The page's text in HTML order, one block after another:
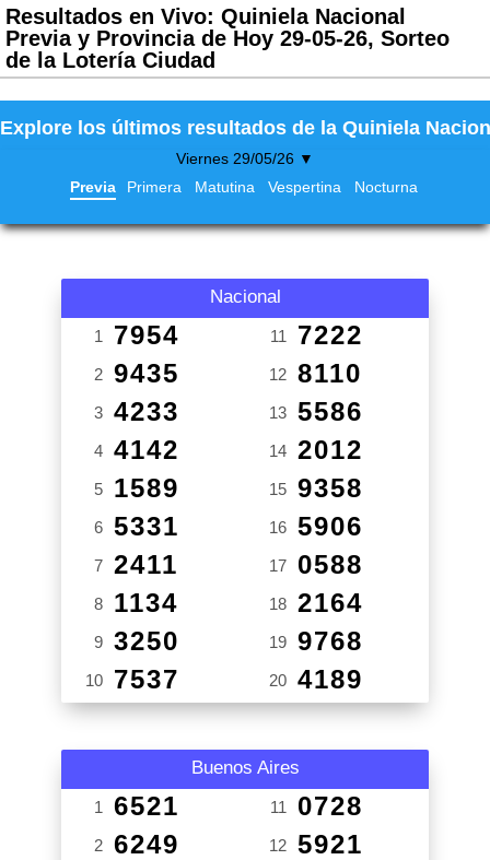
Resultados en Vivo: Quiniela Nacional
Previa y Provincia de Hoy 29-05-26, Sorteo
de la Lotería Ciudad
Explore los últimos resultados de la Quiniela
Viernes 29/05/26 ▼
Previa
Primera Matutina Vespertina Nocturna
Nacional
1 7954
2 9435
3 4233
4 4142
5 1589
6 5331
7 2411
8 1134
9 3250
10 7537
11 7222
12 8110
13 5586
14 2012
15 9358
16 5906
17 0588
18 2164
19 9768
20 4189
Buenos Aires
1 6521
2 6249
11 0728
12 5921